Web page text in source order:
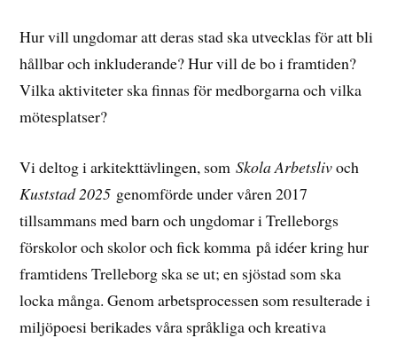
Hur vill ungdomar att deras stad ska utvecklas för att bli
hållbar och inkluderande? Hur vill de bo i framtiden?
Vilka aktiviteter ska finnas för medborgarna och vilka
mötesplatser?
Vi deltog i arkitekttävlingen, som Skola Arbetslivoch
Kuststad 2025 genomförde under våren 2017
tillsammans med barn och ungdomar i Trelleborgs
förskolor och skolor och fick komma på idéer kring hur
framtidens Trelleborg ska se ut; en sjöstad som ska
locka många. Genom arbetsprocessen som resulterade i
miljöpoesi berikades våra språkliga och kreativa